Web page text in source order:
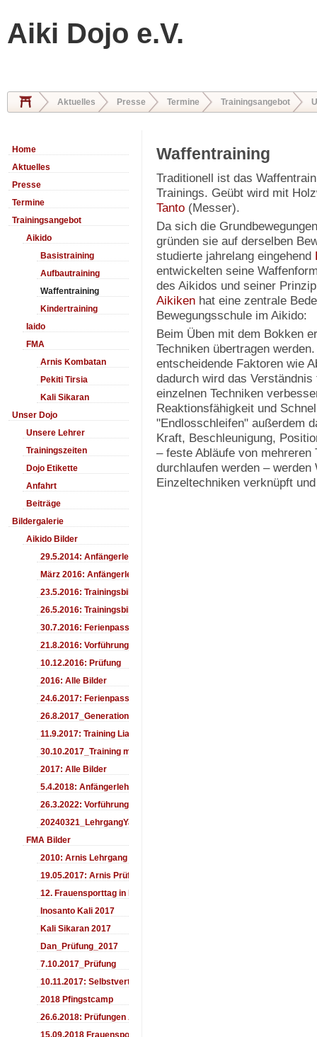
Aiki Dojo e.V.
Aktuelles Presse Termine Trainingsangebot
Waffentraining
Traditionell ist das
Trainings. Geübt wird mit
Tanto (Messer).
Da sich die
gründen sie auf derselben
studierte jahrelang eingehend
entwickelten seine
des Aikidos und seiner
Aikiken hat eine zentrale
Bewegungsschule im Aikido:
Beim Üben mit dem Bokken
Techniken übertragen
entscheidende Faktoren wie
dadurch wird das
einzelnen Techniken
Reaktionsfähigkeit und
"Endlosschleifen" außerdem
Kraft, Beschleunigung,
– feste Abläufe von
durchlaufen werden –
Einzeltechniken verknüpft
Home
Aktuelles
Presse
Termine
Trainingsangebot
Aikido
Basistraining
Aufbautraining
Waffentraining
Kindertraining
Iaido
FMA
Arnis Kombatan
Pekiti Tirsia
Kali Sikaran
Unser Dojo
Unsere Lehrer
Trainingszeiten
Dojo Etikette
Anfahrt
Beiträge
Bildergalerie
Aikido Bilder
29.5.2014: Anfängerlehrgang Aiki-Ken
März 2016: Anfängerlehrgang
23.5.2016: Trainingsbilder
26.5.2016: Trainingsbilder
30.7.2016: Ferienpass
21.8.2016: Vorführung Bergfest Sehnde
10.12.2016: Prüfung
2016: Alle Bilder
24.6.2017: Ferienpass
26.8.2017_Generationentag_Sehnde
11.9.2017: Training LiaSuzuki Hildesheim
30.10.2017_Training mit Ando
2017: Alle Bilder
5.4.2018: Anfängerlehrgang
26.3.2022: Vorführung
20240321_LehrgangYamashima
FMA Bilder
2010: Arnis Lehrgang
19.05.2017: Arnis Prüfung
12. Frauensporttag in Langenhagen 2017
Inosanto Kali 2017
Kali Sikaran 2017
Dan_Prüfung_2017
7.10.2017_Prüfung
10.11.2017: Selbstverteidigung für Kinder
2018 Pfingstcamp
26.6.2018: Prüfungen Arnis
15.09.2018 Frauensporttag